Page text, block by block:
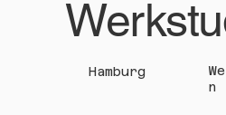
Hamburg
n